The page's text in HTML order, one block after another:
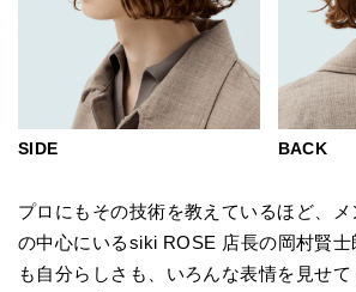
SIDE BACK
プロにもその技術を教えているほど、
の中心にいるsiki ROSE 店長の岡村賢
も自分らしさも、いろんな表情を見せ